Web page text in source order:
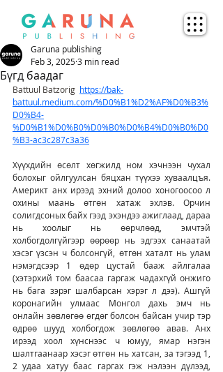
Бүгд баадаг
Garuna publishing
Feb 3, 20253 min read
Battuul Batzorig https://bak-
battuul.medium.com/%D0%B1%D2%AF%D0%B3%
D0%B4-
%D0%B1%D0%B0%D0%B0%D0%B4%D0%B0%D0
%B3-ac3c287c3a36
Хүүхдийн өсөлт хөгжилд ном хэчнээн чухал
болохыг ойлгуулсан бяцхан түүхээ хуваалцъя.
Америкт анх ирээд эхний долоо хоногоосоо л
охины маань өтгөн хатаж эхлэв. Орчин
солигдсоных байх гээд эхэндээ ажиглаад, дараа
нь хоолыг нь өөрчлөөд, эмчтэй
холбогдолгүйгээр өөрөөр нь эдгээх санаатай
хэсэг үзсэн ч болсонгүй, өтгөн хаталт нь улам
нэмэгдсээр 1 өдөр цустай бааж айлгалаа
(хэтэрхий том баасаа гаргаж чадахгүй онжиго
нь бага зэрэг шалбарсан хэрэг л дээ). Ашгүй
коронагийн улмаас Монгол дахь эмч нь
онлайн зөвлөгөө өгдөг болсон байсан учир тэр
өдрөө шууд холбогдож зөвлөгөө авав. Анх
ирээд хоол хүнснээс ч юмуу, ямар нэгэн
шалтгаанаар хэсэг өтгөн нь хатсан, за тэгээд 1,
2 удаа хатуу баас гаргах гэж нэлээн дүлээд,